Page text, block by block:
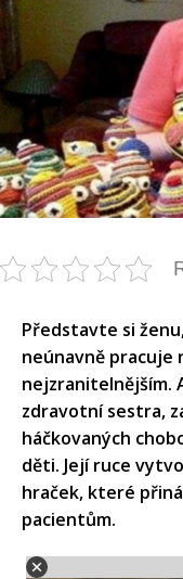
Představte si
neúnavně pracuje
nejzranitelnějším.
zdravotní sestra,
háčkovaných
děti. Její ruce
hraček, které
pacientům.